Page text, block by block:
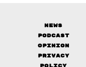
News
Podcast
Opinion
Privacy
Policy